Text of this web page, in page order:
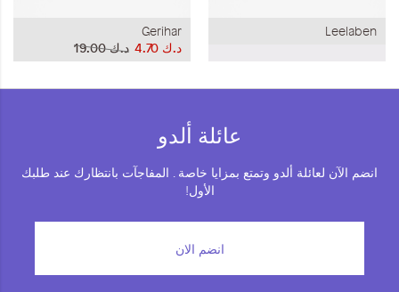
Leelaben
Gerihar
د.ك‏ 19.00
د.ك‏ 4.70
عائلة ألدو
انضم الآن لعائلة ألدو وتمتع بمزايا خاصة . المفاجآت بانتظارك عند طلبك
الأول!
انضم الان